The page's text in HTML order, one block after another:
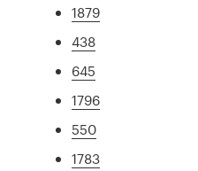
1879
438
645
1796
550
1783